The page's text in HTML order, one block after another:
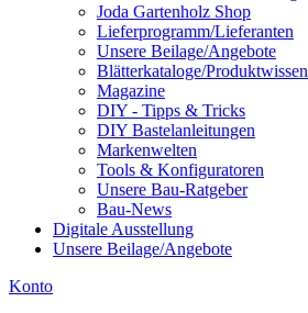
Joda Gartenholz Shop
Lieferprogramm/Lieferanten
Unsere Beilage/Angebote
Blätterkataloge/Produktwissen
Magazine
DIY - Tipps & Tricks
DIY Bastelanleitungen
Markenwelten
Tools & Konfiguratoren
Unsere Bau-Ratgeber
Bau-News
Digitale Ausstellung
Unsere Beilage/Angebote
Konto